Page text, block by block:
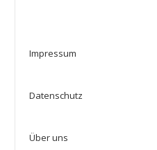
Impressum
Datenschutz
Über uns